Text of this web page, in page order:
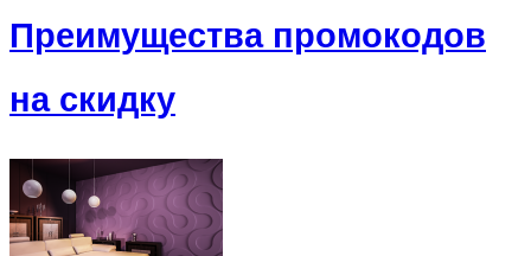
Преимущества промокодов
на скидку